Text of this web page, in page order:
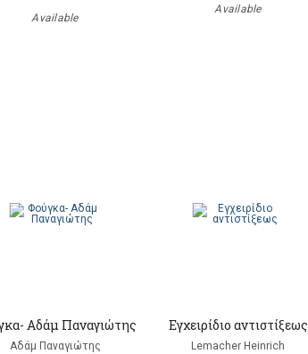
Available
Available
Αδάμ Παναγιώτης
Αδάμ Παναγιώτης
Εγχειρίδιο αντιστίξεως
Lemacher Heinrich